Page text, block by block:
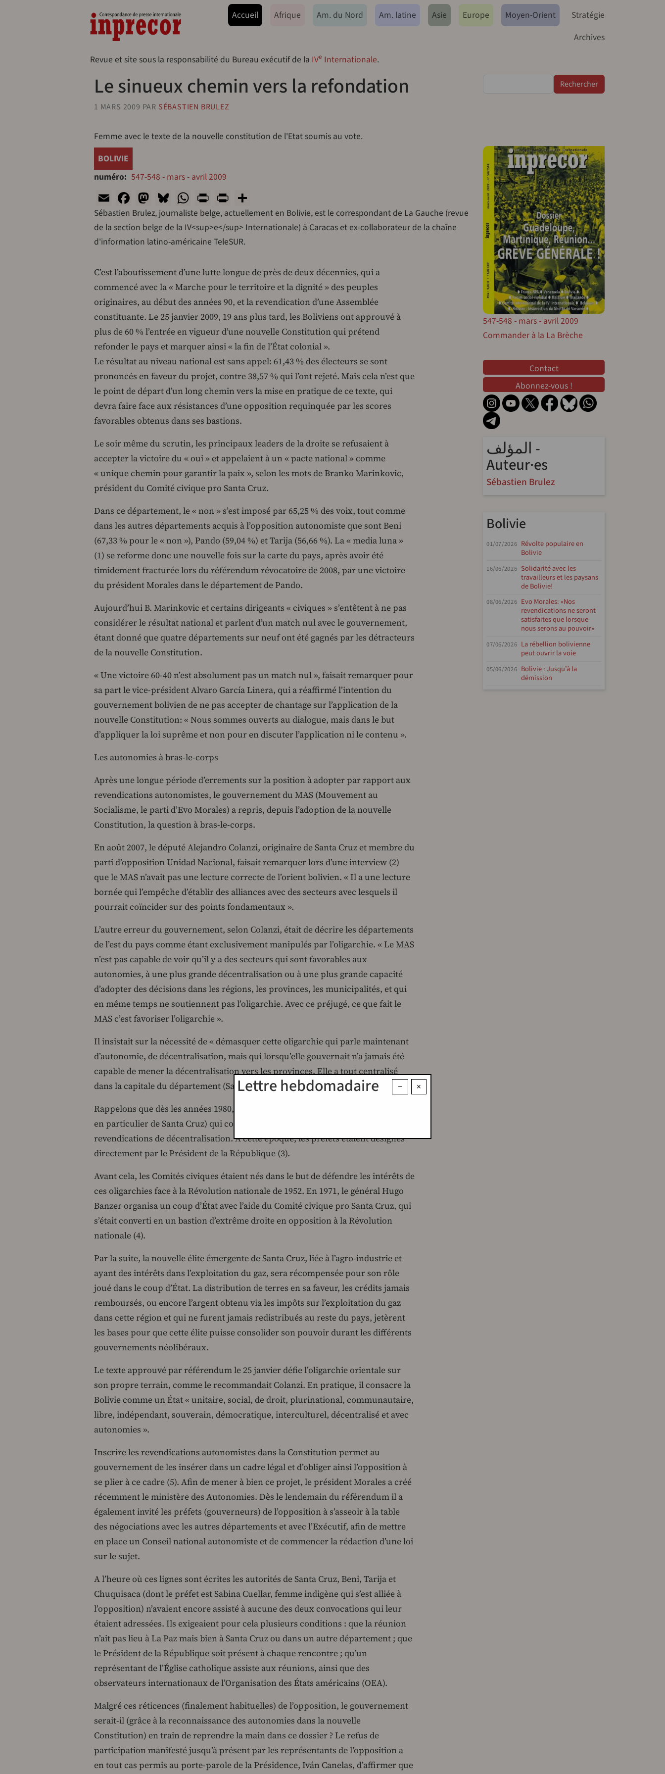
Navegação principal
Accueil Afrique Am. du Nord Am. latine Asie Europe Moyen-Orient
Stratégie
Archives
Revue et site sous la responsabilité du Bureau exécutif de la IVe Internationale.
Le sinueux chemin vers la refondation
1 MARS 2009 PAR SÉBASTIEN BRULEZ
Femme avec le texte de la nouvelle constitution de l'Etat soumis au vote.
BOLIVIE
numéro 547-548 - mars - avril 2009
EmailFacebook
Mastodon
Bluesky
WhatsApp
PrintPrintFriendly
Sébastien Brulez, journaliste belge, actuellement en Bolivie, est le correspondant de La Gauche (revue
de la section belge de la IV<sup>e</sup> Internationale) à Caracas et ex-collaborateur de la chaîne
d'information latino-américaine TeleSUR.
C’est l’aboutissement d’une lutte longue de près de deux décennies, qui a
commencé avec la « Marche pour le territoire et la dignité » des peuples
originaires, au début des années 90, et la revendication d’une Assemblée
constituante. Le 25 janvier 2009, 19 ans plus tard, les Boliviens ont approuvé à
plus de 60 % l’entrée en vigueur d’une nouvelle Constitution qui prétend
refonder le pays et marquer ainsi « la fin de l’État colonial ».
Le résultat au niveau national est sans appel: 61,43 % des électeurs se sont
prononcés en faveur du projet, contre 38,57 % qui l’ont rejeté. Mais cela n’est que
le point de départ d’un long chemin vers la mise en pratique de ce texte, qui
devra faire face aux résistances d’une opposition requinquée par les scores
favorables obtenus dans ses bastions.
Le soir même du scrutin, les principaux leaders de la droite se refusaient à
accepter la victoire du « oui » et appelaient à un « pacte national » comme
« unique chemin pour garantir la paix », selon les mots de Branko Marinkovic,
président du Comité civique pro Santa Cruz.
Dans ce département, le « non » s’est imposé par 65,25 % des voix, tout comme
dans les autres départements acquis à l’opposition autonomiste que sont Beni
(67,33 % pour le « non »), Pando (59,04 %) et Tarija (56,66 %). La « media luna »
(1) se reforme donc une nouvelle fois sur la carte du pays, après avoir été
timidement fracturée lors du référendum révocatoire de 2008, par une victoire
du président Morales dans le département de Pando.
Aujourd’hui B. Marinkovic et certains dirigeants « civiques » s’entêtent à ne pas
considérer le résultat national et parlent d’un match nul avec le gouvernement,
étant donné que quatre départements sur neuf ont été gagnés par les détracteurs
de la nouvelle Constitution.
« Une victoire 60-40 n’est absolument pas un match nul », faisait remarquer pour
sa part le vice-président Alvaro García Linera, qui a réaffirmé l’intention du
gouvernement bolivien de ne pas accepter de chantage sur l’application de la
nouvelle Constitution: « Nous sommes ouverts au dialogue, mais dans le but
d’appliquer la loi suprême et non pour en discuter l’application ni le contenu ».
Les autonomies à bras-le-corps
Après une longue période d’errements sur la position à adopter par rapport aux
revendications autonomistes, le gouvernement du MAS (Mouvement au
Socialisme, le parti d’Evo Morales) a repris, depuis l’adoption de la nouvelle
Constitution, la question à bras-le-corps.
En août 2007, le député Alejandro Colanzi, originaire de Santa Cruz et membre du
parti d’opposition Unidad Nacional, faisait remarquer lors d’une interview (2)
que le MAS n’avait pas une lecture correcte de l’orient bolivien. « Il a une lecture
bornée qui l’empêche d’établir des alliances avec des secteurs avec lesquels il
pourrait coïncider sur des points fondamentaux ».
L’autre erreur du gouvernement, selon Colanzi, était de décrire les départements
de l’est du pays comme étant exclusivement manipulés par l’oligarchie. « Le MAS
n’est pas capable de voir qu’il y a des secteurs qui sont favorables aux
autonomies, à une plus grande décentralisation ou à une plus grande capacité
d’adopter des décisions dans les régions, les provinces, les municipalités, et qui
en même temps ne soutiennent pas l’oligarchie. Avec ce préjugé, ce que fait le
MAS c’est favoriser l’oligarchie ».
Il insistait sur la nécessité de « démasquer cette oligarchie qui parle maintenant
d’autonomie, de décentralisation, mais qui lorsqu’elle gouvernait n’a jamais été
capable de mener la décentralisation vers les provinces. Elle a tout centralisé
dans la capitale du département (Santa Cruz) ».
Rappelons que dès les années 1980, ce sont les oligarchies de l’orient bolivien (et
en particulier de Santa Cruz) qui commencèrent à agiter les premières
revendications de décentralisation. A cette époque, les préfets étaient désignés
directement par le Président de la République (3).
Avant cela, les Comités civiques étaient nés dans le but de défendre les intérêts de
ces oligarchies face à la Révolution nationale de 1952. En 1971, le général Hugo
Banzer organisa un coup d’État avec l’aide du Comité civique pro Santa Cruz, qui
s’était converti en un bastion d’extrême droite en opposition à la Révolution
nationale (4).
Par la suite, la nouvelle élite émergente de Santa Cruz, liée à l’agro-industrie et
ayant des intérêts dans l’exploitation du gaz, sera récompensée pour son rôle
joué dans le coup d’État. La distribution de terres en sa faveur, les crédits jamais
remboursés, ou encore l’argent obtenu via les impôts sur l’exploitation du gaz
dans cette région et qui ne furent jamais redistribués au reste du pays, jetèrent
les bases pour que cette élite puisse consolider son pouvoir durant les différents
gouvernements néolibéraux.
Le texte approuvé par référendum le 25 janvier défie l’oligarchie orientale sur
son propre terrain, comme le recommandait Colanzi. En pratique, il consacre la
Bolivie comme un État « unitaire, social, de droit, plurinational, communautaire,
libre, indépendant, souverain, démocratique, interculturel, décentralisé et avec
autonomies ».
Inscrire les revendications autonomistes dans la Constitution permet au
gouvernement de les insérer dans un cadre légal et d’obliger ainsi l’opposition à
se plier à ce cadre (5). Afin de mener à bien ce projet, le président Morales a créé
récemment le ministère des Autonomies. Dès le lendemain du référendum il a
également invité les préfets (gouverneurs) de l’opposition à s’asseoir à la table
des négociations avec les autres départements et avec l’Exécutif, afin de mettre
en place un Conseil national autonomiste et de commencer la rédaction d’une loi
sur le sujet.
A l’heure où ces lignes sont écrites les autorités de Santa Cruz, Beni, Tarija et
Chuquisaca (dont le préfet est Sabina Cuellar, femme indigène qui s’est alliée à
l’opposition) n’avaient encore assisté à aucune des deux convocations qui leur
étaient adressées. Ils exigeaient pour cela plusieurs conditions : que la réunion
n’ait pas lieu à La Paz mais bien à Santa Cruz ou dans un autre département ; que
le Président de la République soit présent à chaque rencontre ; qu’un
représentant de l’Église catholique assiste aux réunions, ainsi que des
observateurs internationaux de l’Organisation des États américains (OEA).
Malgré ces réticences (finalement habituelles) de l’opposition, le gouvernement
serait-il (grâce à la reconnaissance des autonomies dans la nouvelle
Constitution) en train de reprendre la main dans ce dossier ? Le refus de
participation manifesté jusqu’à présent par les représentants de l’opposition a
en tout cas permis au porte-parole de la Présidence, Iván Canelas, d’affirmer que
×
−
Lettre hebdomadaire
547-548 - mars - avril 2009
Commander à la La Brèche
Contact
Abonnez-vous !
المؤلف -
Auteur·es
Sébastien Brulez
Bolivie
01/07/2026 Révolte populaire en
Bolivie
16/06/2026 Solidarité avec les
travailleurs et les paysans
de Bolivie!
08/06/2026 Evo Morales: «Nos
revendications ne seront
satisfaites que lorsque
nous serons au pouvoir»
07/06/2026 La rébellion bolivienne
peut ouvrir la voie
05/06/2026 Bolivie : Jusqu’à la
démission